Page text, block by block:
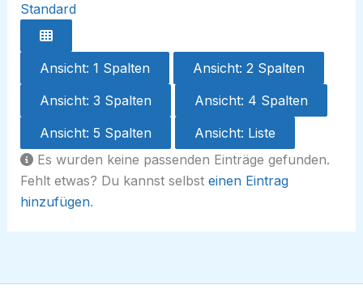
Standard
Ansicht: 1 Spalten
Ansicht: 2 Spalten
Ansicht: 3 Spalten
Ansicht: 4 Spalten
Ansicht: 5 Spalten
Ansicht: Liste
Es wurden keine passenden Einträge gefunden.
Fehlt etwas? Du kannst selbst einen Eintrag
hinzufügen.